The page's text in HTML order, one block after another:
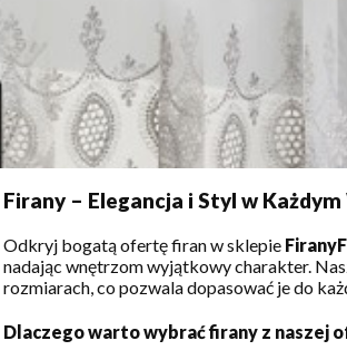
Firany – Elegancja i Styl w
Odkryj bogatą ofertę firan w sklepie
nadając wnętrzom wyjątkowy charakter.
rozmiarach, co pozwala dopasować je do
Dlaczego warto wybrać firany z naszej